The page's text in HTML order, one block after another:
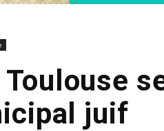
Toulouse
juif